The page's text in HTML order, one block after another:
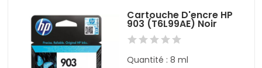
Cartouche D'encre HP
903 (T6L99AE) Noir
Quantité : 8 ml